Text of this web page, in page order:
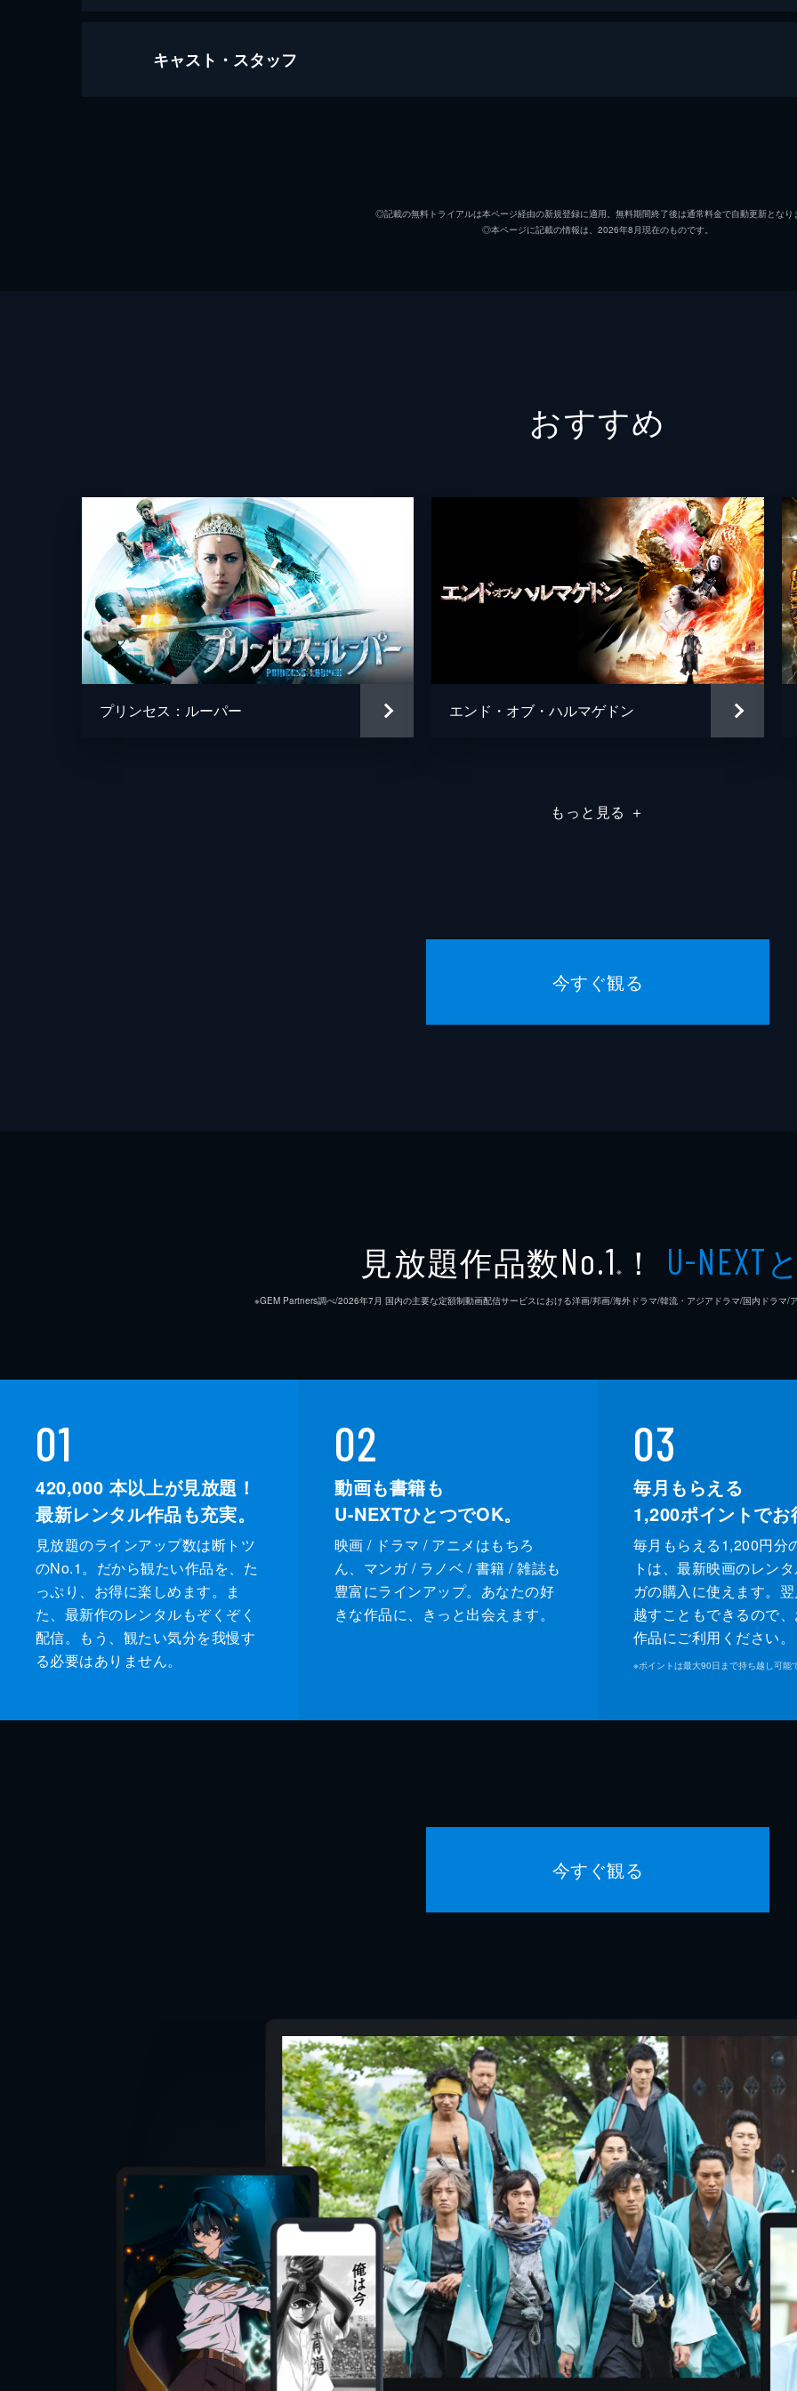
コスモボール／COSMOBALL
キャスト・スタッフ
ヴィクトリヤ・アガラコヴァ
◎記載の無料トライアルは本ページ経由の新規登録に適用。無料期間終了後は通常料金で自動更新となり
◎本ページに記載の情報は、2026年8月現在のものです。
おすすめ
プリンセス：ルーパー エンド・オブ・ハルマゲドン
もっと見る ＋
今すぐ観る
見放題作品数No.1 ※ ！ U-NEXT
※GEM Partners調べ/2026年7⽉ 国内の主要な定額制動画配信サービスにおける洋画/邦画/海外ドラマ/韓流・アジアドラマ/国内ドラマ/
01
420,000 本以上が見放題！
最新レンタル作品も充実。
見放題のラインアップ数は断トツ
のNo.1。だから観たい作品を、た
っぷり、お得に楽しめます。ま
た、最新作のレンタルもぞくぞく
配信。もう、観たい気分を我慢す
る必要はありません。
02
動画も書籍も
U-NEXTひとつでOK。
映画 / ドラマ / アニメはもちろ
ん、マンガ / ラノベ / 書籍 / 雑誌も
豊富にラインアップ。あなたの好
きな作品に、きっと出会えます。
03
毎月もらえる
1,200ポイントでお
毎月もらえる1,200円分
トは、最新映画のレン
ガの購入に使えます。
越すこともできるので
作品にご利用ください。
※ポイントは最大90日まで持ち越し可能
今すぐ観る